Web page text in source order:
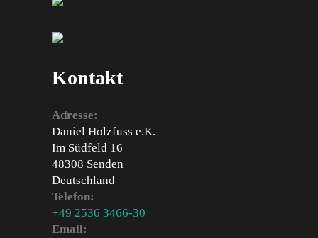
Kontakt
Adresse:
Daniel Holzfuss e.K.
Im Südfeld 16
48308 Senden
Deutschland
Telefon:
+49 2536 3466-30
Email: